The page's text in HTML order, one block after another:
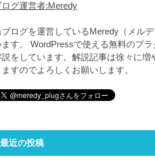
ログ運営者:Meredy
ブログを運営しているMeredy（メル
ます。 WordPressで使える無料のプラ
説をしています。解説記事は徐々に増
すのでよろしくお願いします。
最近の投稿